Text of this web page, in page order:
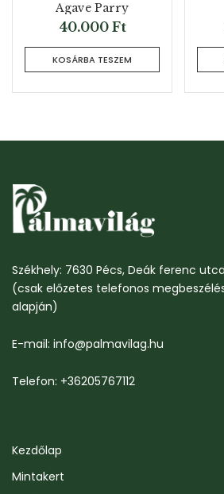
Agave Parry
40.000 Ft
KOSÁRBA TESZEM
Székhely: 7630 Pécs, Deák ferenc
(csak előzetes telefonos
alapján)
E-mail: info@palmavilag.hu
Telefon: +36205767112
Kezdőlap
Mintakert